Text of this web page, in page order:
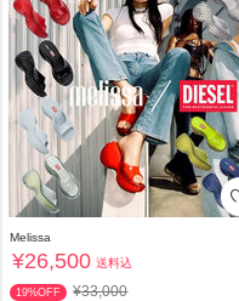
Melissa
¥26,500 送料込
19%OFF ¥33,000